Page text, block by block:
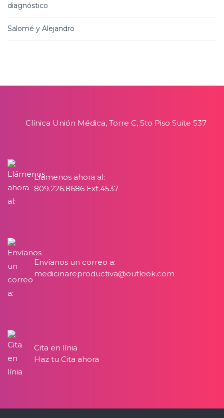
diagnóstico
Salomé y Alejandro
Clínica Unión Médica, Torre C, 5to Piso Suite 537
Llámenos ahora al:
809.226.8686 Ext.4537
Envíanos un correo a:
medicinareproductiva@outlook.com
Cita en línia
Haz tu Cita ahora